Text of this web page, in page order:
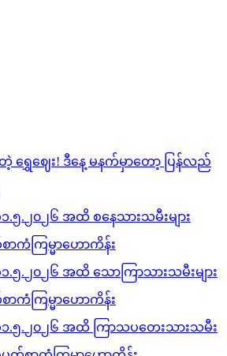
ရွှေဈေး! ဒီနေ့ မနက်မှာတော့ ပြန်လည်
၁.၅.၂၀၂၆ အထိ စနေသားသမီးများ
ကြမ္မာဟောကိန်း
၁.၅.၂၀၂၆ အထိ သောကြာသားသမီးများ
ကြမ္မာဟောကိန်း
၁.၅.၂၀၂၆ အထိ ကြာသပတေးသားသမီး